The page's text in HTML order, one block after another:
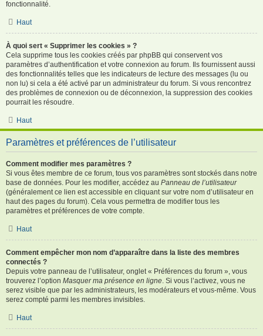
fonctionnalité.
Haut
À quoi sert « Supprimer les cookies » ?
Cela supprime tous les cookies créés par phpBB qui conservent vos
paramètres d’authentification et votre connexion au forum. Ils fournissent aussi
des fonctionnalités telles que les indicateurs de lecture des messages (lu ou
non lu) si cela a été activé par un administrateur du forum. Si vous rencontrez
des problèmes de connexion ou de déconnexion, la suppression des cookies
pourrait les résoudre.
Haut
Paramètres et préférences de l’utilisateur
Comment modifier mes paramètres ?
Si vous êtes membre de ce forum, tous vos paramètres sont stockés dans notre
base de données. Pour les modifier, accédez au Panneau de l’utilisateur
(généralement ce lien est accessible en cliquant sur votre nom d’utilisateur en
haut des pages du forum). Cela vous permettra de modifier tous les
paramètres et préférences de votre compte.
Haut
Comment empêcher mon nom d’apparaître dans la liste des membres
connectés ?
Depuis votre panneau de l’utilisateur, onglet « Préférences du forum », vous
trouverez l’option Masquer ma présence en ligne . Si vous l’activez, vous ne
serez visible que par les administrateurs, les modérateurs et vous-même. Vous
serez compté parmi les membres invisibles.
Haut